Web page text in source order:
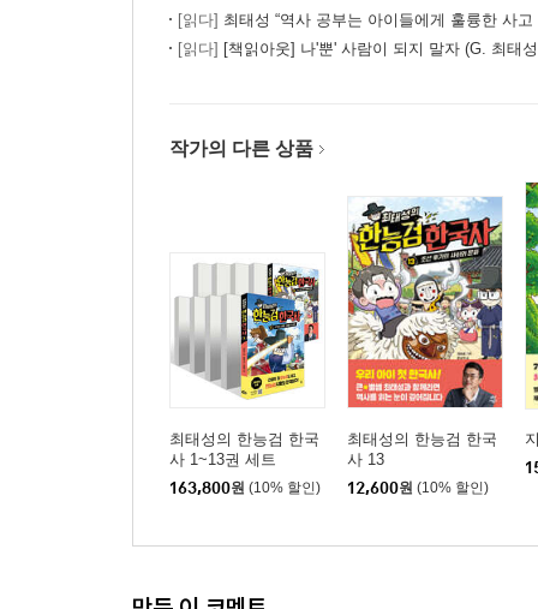
[읽다] 최태성 “역사 공부는 아이들에게 훌륭한 사고 훈
[읽다] [책읽아웃] 나'뿐' 사람이 되지 말자 (G. 최태
작가의 다른 상품
최태성의 한능검 한국
사 1~13권 세트
163,800원 (10% 할인)
최태성의 한능검 한국
사 13
12,600원 (10% 할인)